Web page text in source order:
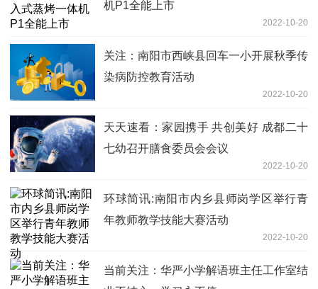
机P1全能上市
2022-10-20
关注：南阳市西峡县回车一小开展秋季传
染病防控教育活动
2022-10-20
天天速看：家园携手 共创美好 成都二十
七幼召开膳食委员会会议
2022-10-20
环球简讯:南阳市内乡县师岗学区举行青
年教师教学技能大赛活动
2022-10-20
当前关注：华严小学解语班主任工作室结